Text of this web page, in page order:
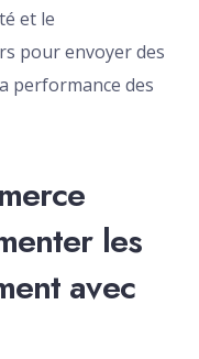
et le
pour envoyer des
performance des
les
avec